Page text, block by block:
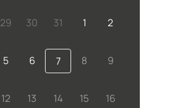
29 30 31 1 2
5 6 7 8 9
12 13 14 15 16